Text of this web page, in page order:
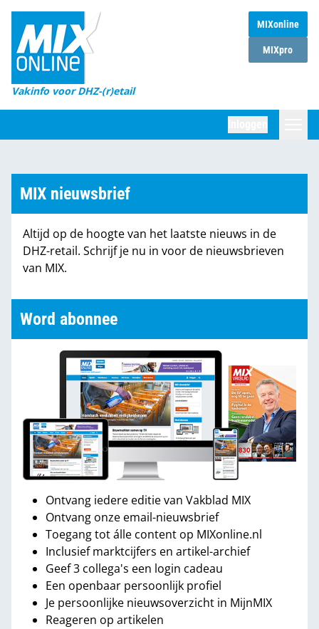
MIXonline
MIXpro
Vakinfo voor DHZ-(r)etail
Home
Magazines
DHZ Sessie
Marktcijfers
Partners
MIX nieuwsbrief
Altijd op de hoogte van het laatste nieuws in de
DHZ-retail. Schrijf je nu in voor de nieuwsbrieven
van MIX.
Word abonnee
Ontvang iedere editie van Vakblad MIX
Ontvang onze email-nieuwsbrief
Toegang tot álle content op MIXonline.nl
Inclusief marktcijfers en artikel-archief
Geef 3 collega's een login cadeau
Een openbaar persoonlijk profiel
Je persoonlijke nieuwsoverzicht in MijnMIX
Reageren op artikelen